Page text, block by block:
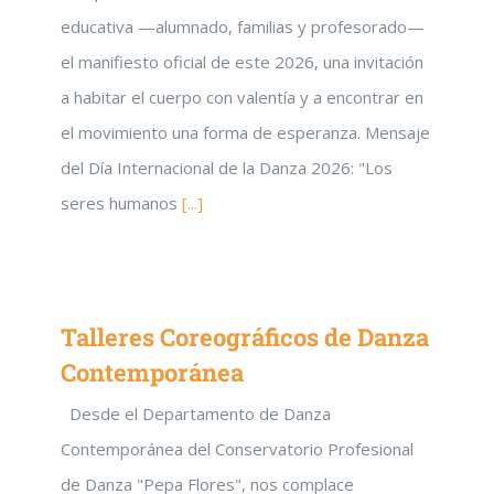
educativa —alumnado, familias y profesorado—
el manifiesto oficial de este 2026, una invitación
a habitar el cuerpo con valentía y a encontrar en
el movimiento una forma de esperanza. Mensaje
del Día Internacional de la Danza 2026: "Los
seres humanos [...]
Talleres Coreográficos de Danza
Contemporánea
Desde el Departamento de Danza
Contemporánea del Conservatorio Profesional
de Danza "Pepa Flores", nos complace